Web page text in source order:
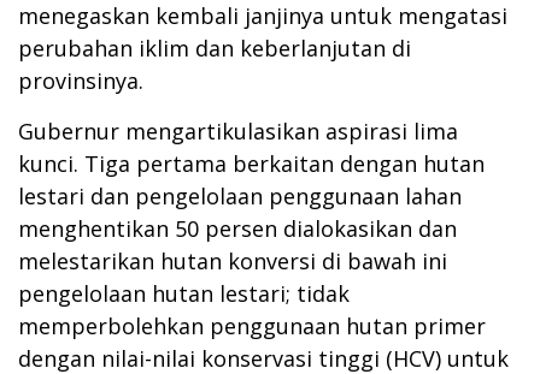
menegaskan kembali janjinya untuk mengatasi
perubahan iklim dan keberlanjutan di
provinsinya.
Gubernur mengartikulasikan aspirasi lima
kunci. Tiga pertama berkaitan dengan hutan
lestari dan pengelolaan penggunaan lahan
menghentikan 50 persen dialokasikan dan
melestarikan hutan konversi di bawah ini
pengelolaan hutan lestari; tidak
memperbolehkan penggunaan hutan primer
dengan nilai-nilai konservasi tinggi (HCV) untuk